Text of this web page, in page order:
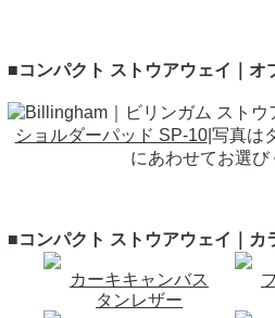
■コンパクト ストウアウェイ｜オ
ショルダーパッド SP-10|写真は
にあわせてお選び
■コンパクト ストウアウェイ｜カ
カーキキャンバス
タンレザー